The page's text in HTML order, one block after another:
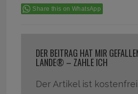
Share this on WhatsApp
DER BEITRAG HAT MIR
LANDE® – ZAHLE ICH
Der Artikel ist kostenfrei